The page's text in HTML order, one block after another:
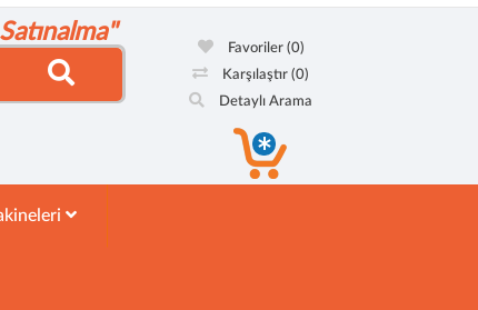
Favoriler (0)
Karşılaştır (0)
Detaylı Arama